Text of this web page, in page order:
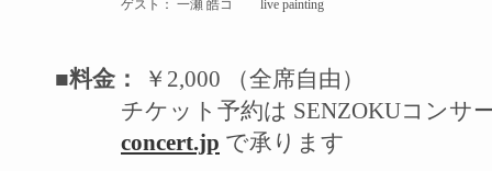
ゲスト： 一瀬 皓コ
live painting
■料金：
￥2,000 （全席自由）
チケット予約は SENZOKUコン
concert.jp で承ります